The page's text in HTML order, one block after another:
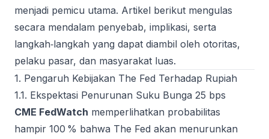
menjadi pemicu utama. Artikel berikut mengulas
secara mendalam penyebab, implikasi, serta
langkah‐langkah yang dapat diambil oleh otoritas,
pelaku pasar, dan masyarakat luas.
1. Pengaruh Kebijakan The Fed Terhadap Rupiah
1.1. Ekspektasi Penurunan Suku Bunga 25 bps
CME FedWatch memperlihatkan probabilitas
hampir 100 % bahwa The Fed akan menurunkan